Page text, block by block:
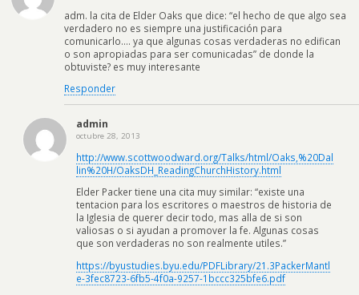
adm. la cita de Elder Oaks que dice: “el hecho de que algo sea
verdadero no es siempre una justificación para
comunicarlo…. ya que algunas cosas verdaderas no edifican
o son apropiadas para ser comunicadas” de donde la
obtuviste? es muy interesante
Responder
admin
octubre 28, 2013
http://www.scottwoodward.org/Talks/html/Oaks,%20Dal
lin%20H/OaksDH_ReadingChurchHistory.html
Elder Packer tiene una cita muy similar: “existe una
tentacion para los escritores o maestros de historia de
la Iglesia de querer decir todo, mas alla de si son
valiosas o si ayudan a promover la fe. Algunas cosas
que son verdaderas no son realmente utiles.”
https://byustudies.byu.edu/PDFLibrary/21.3PackerMantl
e-3fec8723-6fb5-4f0a-9257-1bccc325bfe6.pdf